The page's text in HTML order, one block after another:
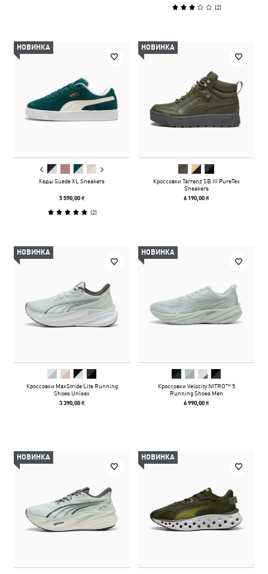
(2)
НОВИНКА
Кеды Suede XL Sneakers
5 590,00 ₴
(2)
НОВИНКА
Кроссовки Tarrenz SB III PureTex
Sneakers
6 190,00 ₴
НОВИНКА
Кроссовки MaxStride Lite Running
Shoes Unisex
3 390,00 ₴
НОВИНКА
Кроссовки Velocity NITRO™ 5
Running Shoes Men
6 990,00 ₴
НОВИНКА НОВИНКА